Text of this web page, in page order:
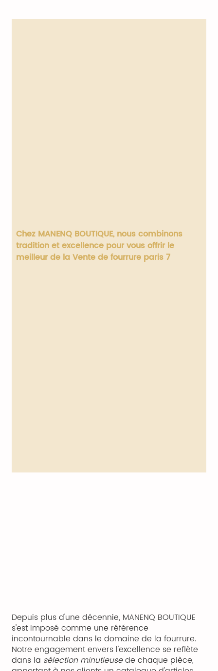
Chez MANENQ BOUTIQUE, nous combinons
tradition et excellence pour vous offrir le
meilleur de laVente de fourrure paris 7
Depuis plus d'une décennie, MANENQ BOUTIQUE
s'est imposé comme une référence
incontournable dans le domaine de la fourrure.
Notre engagement envers l'excellence se reflète
dans la sélection minutieusede chaque pièce,